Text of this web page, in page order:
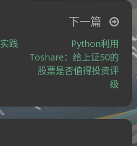
٩(ˊᗜˋ*)و
(ฅ´ω`ฅ)
,,´･ω･)ﾉ"(´っω･｀｡)
践
下一篇
Python利用
Toshare：给上证50的
股票是否值得投资评
级